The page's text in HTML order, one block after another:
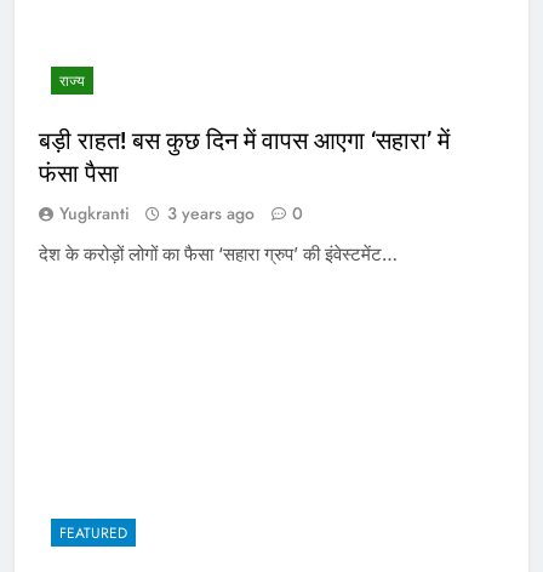
राज्य
बड़ी राहत! बस कुछ दिन में वापस आएगा ‘सहारा’ में
फंसा पैसा
Yugkranti 3 years ago 0
देश के करोड़ों लोगों का फैसा ‘सहारा ग्रुप’ की इंवेस्टमेंट…
FEATURED